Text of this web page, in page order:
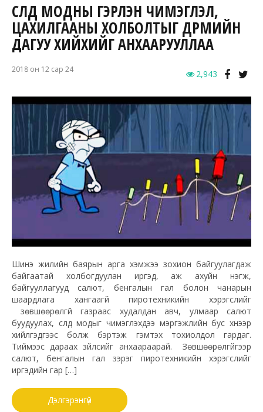
СҮЛД МОДНЫ ГЭРЛЭН ЧИМЭГЛЭЛ,
ЦАХИЛГААНЫ ХОЛБОЛТЫГ ДҮРМИЙН
ДАГУУ ХИЙХИЙГ АНХААРУУЛЛАА
2018 он 12 сар 24 2,943
Шинэ жилийн баярын арга хэмжээ зохион байгуулагдаж
байгаатай холбогдуулан иргэд, аж ахуйн нэгж,
байгууллагууд салют, бенгалын гал болон чанарын
шаардлага хангаагүй пиротехникийн хэрэгслийг
зөвшөөрөлгүй газраас худалдан авч, улмаар салют
буудуулах, сүлд модыг чимэглэхдээ мэргэжлийн бус хүнээр
хийлгэдгээс болж бэртэж гэмтэх тохиолдол гардаг.
Тиймээс дараах зүйлсийг анхаараарай. Зөвшөөрөлгүйгээр
салют, бенгалын гал зэрэг пиротехникийн хэрэгслийг
иргэдийн гар […]
Дэлгэрэнгүй